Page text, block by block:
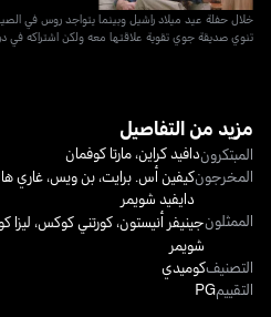
خلال حفلة عيد ميلاد راشيل وبينما يتواجد روس في
تنوي صديقة جوي تقوية علاقتها معه ولكن اشتراكه في
مزيد من التفاصيل
المبتكروندافيد كراين،مارتا كوفمان
المخرجونكيفين أس. برايت،بن ويس،غاري
دايفيد شويمر
الممثلونجينيفر أنيستون،كورتني كوكس، ليزا
شويمر
التصنيفكوميدي
التقييمPG